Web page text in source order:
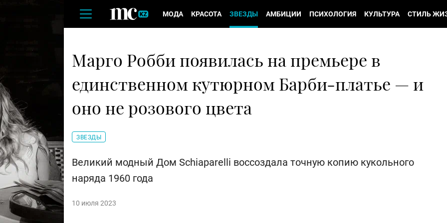
МОДА КРАСОТА ЗВЕЗДЫ АМБИЦИИ ПСИХОЛОГИЯ КУЛЬТУРА СТИЛЬ
Марго Робби появилась на премьере в
единственном кутюрном Барби-платье — и
оно не розового цвета
ЗВЕЗДЫ
Великий модный Дом Schiaparelli воссоздала точную копию кукольного
наряда 1960 года
10 июля 2023